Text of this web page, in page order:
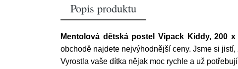
Popis produktu
Mentolová dětská postel Vipack Kiddy, 200 x
obchodě najdete nejvýhodnější ceny. Jsme si
Vyrostla vaše dítka nějak moc rychle a už